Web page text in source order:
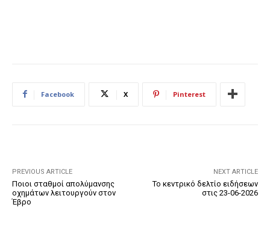
Facebook X Pinterest
PREVIOUS ARTICLE
Ποιοι σταθμοί απολύμανσης
οχημάτων λειτουργούν στον
Έβρο
NEXT ARTICLE
Το κεντρικό δελτίο ειδήσεων
στις 23-06-2026